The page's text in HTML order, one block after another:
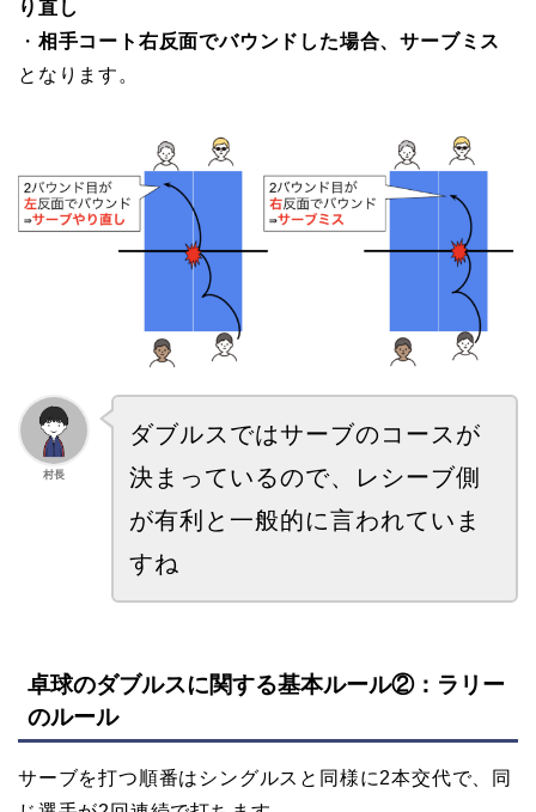
り直し
・ 相手コート右反面でバウンドした場合、サーブミス
となります。
村長
ダブルスではサーブのコースが
決まっているので、レシーブ側
が有利と一般的に言われていま
すね
卓球のダブルスに関する基本ルール②：ラリー
のルール
サーブを打つ順番はシングルスと同様に2本交代で、同